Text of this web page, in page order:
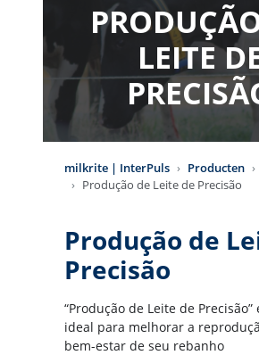
LEITE
milkrite | InterPuls Producten
Produção de Leite de Precisão
Produção de
Precisão
“Produção de Leite de Precisão”
ideal para melhorar a
bem-estar de seu rebanho